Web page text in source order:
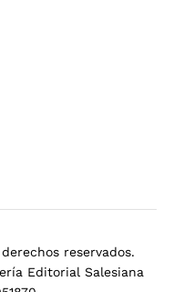
reservados.
Editorial Salesiana